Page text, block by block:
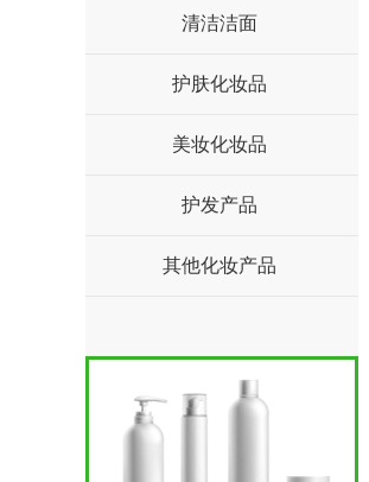
清洁洁面
护肤化妆品
美妆化妆品
护发产品
其他化妆产品